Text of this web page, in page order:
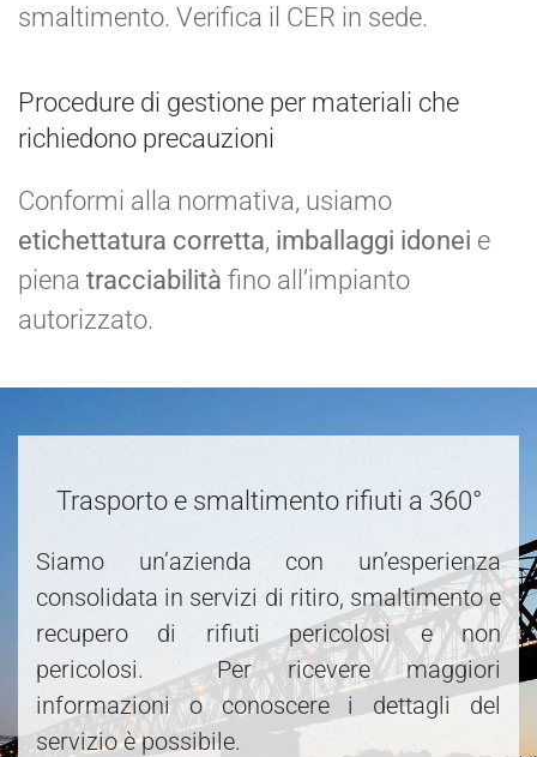
smaltimento. Verifica il CER in sede.
Procedure di gestione per materiali che
richiedono precauzioni
Conformi alla normativa, usiamo
etichettatura corretta, imballaggi idonei e
piena tracciabilità fino all’impianto
autorizzato.
Trasporto e smaltimento rifiuti a 360°
Siamo un’azienda con un’esperienza
consolidata in servizi di ritiro, smaltimento e
recupero di rifiuti pericolosi e non
pericolosi. Per ricevere maggiori
informazioni o conoscere i dettagli del
servizio è possibile.